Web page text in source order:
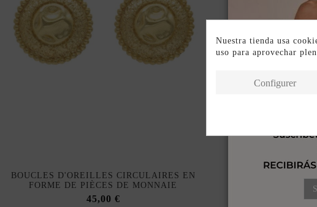
BOUCLES D'OREILLES CIRCULAIRES EN
FORME DE PIÈCES DE MONNAIE
45,00 €
Nuestra tienda usa
uso para aprovechar
Configurer